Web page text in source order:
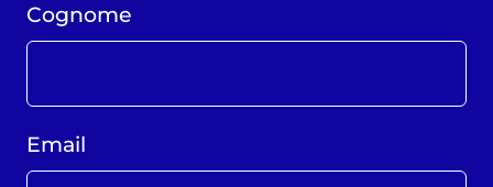
Cognome
Email